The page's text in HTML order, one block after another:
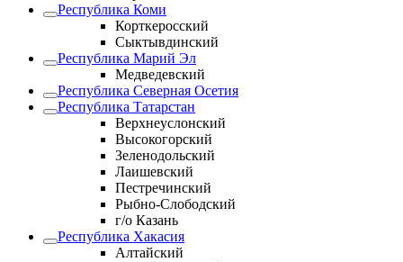
Республика Коми
Корткеросский
Сыктывдинский
Республика Марий Эл
Медведевский
Республика Северная Осетия
Республика Татарстан
Верхнеуслонский
Высокогорский
Зеленодольский
Лаишевский
Пестречинский
Рыбно-Слободский
г/о Казань
Республика Хакасия
Алтайский